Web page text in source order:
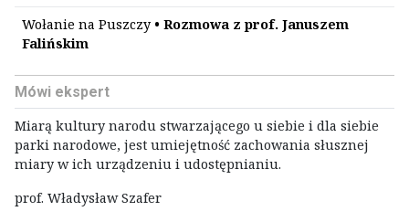
Wołanie na Puszczy• Rozmowa z prof. Januszem
Falińskim
Mówi ekspert
Miarą kultury narodu stwarzającego u siebie i dla siebie
parki narodowe, jest umiejętność zachowania słusznej
miary w ich urządzeniu i udostępnianiu.
prof. Władysław Szafer